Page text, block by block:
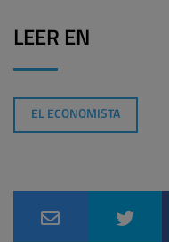
LEER EN
EL ECONOMISTA